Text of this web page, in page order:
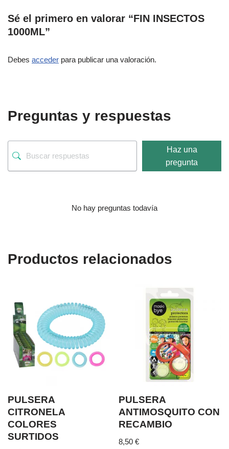
Sé el primero en valorar “FIN INSECTOS
1000ML”
Debes acceder para publicar una valoración.
Preguntas y respuestas
Haz una
pregunta
No hay preguntas todavía
Productos relacionados
PULSERA
CITRONELA
COLORES
SURTIDOS
PULSERA
ANTIMOSQUITO CON
RECAMBIO
8,50€